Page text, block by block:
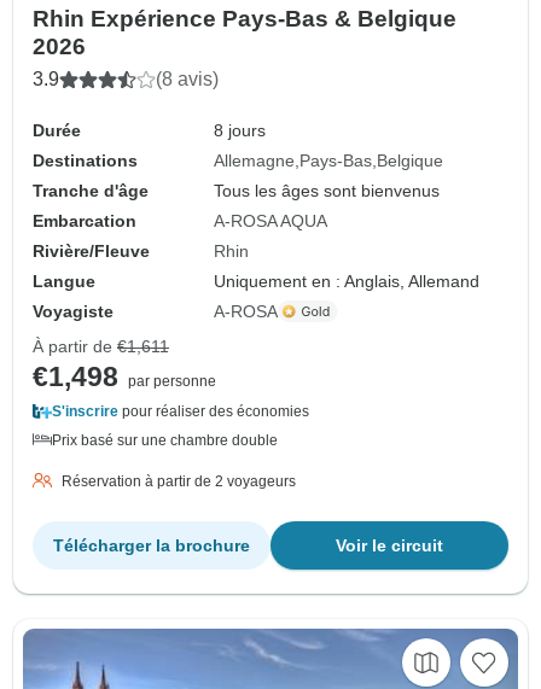
Rhin Expérience Pays-Bas & Belgique
2026
3.9 (8 avis)
Durée
8 jours
Destinations
Allemagne Pays-Bas Belgique
Tranche d'âge
Tous les âges sont bienvenus
Embarcation
A-ROSA AQUA
Rivière/Fleuve
Rhin
Langue
Uniquement en : Anglais, Allemand
Voyagiste
A-ROSA
À partir de €1,611
€1,498
par personne
S'inscrire pour réaliser des économies
Prix basé sur une chambre double
Réservation à partir de 2 voyageurs
Voir le circuit
Télécharger la brochure